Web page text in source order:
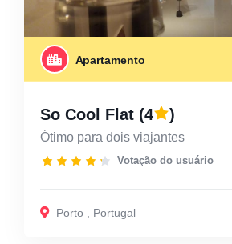
Apartamento
So Cool Flat (4 )
Ótimo para dois viajantes
Votação do usuário
Porto Portugal